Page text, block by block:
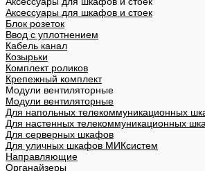
Аксессуары для шкафов и стоек
Блок розеток
Ввод с уплотнением
Кабель канал
Козырьки
Комплект роликов
Крепежный комплект
Модули вентиляторные
Модули вентиляторные
Для напольных телекоммуникационных
Для настенных телекоммуникационных
Для серверных шкафов
Для уличных шкафов МИКсистем
Направляющие
Органайзеры